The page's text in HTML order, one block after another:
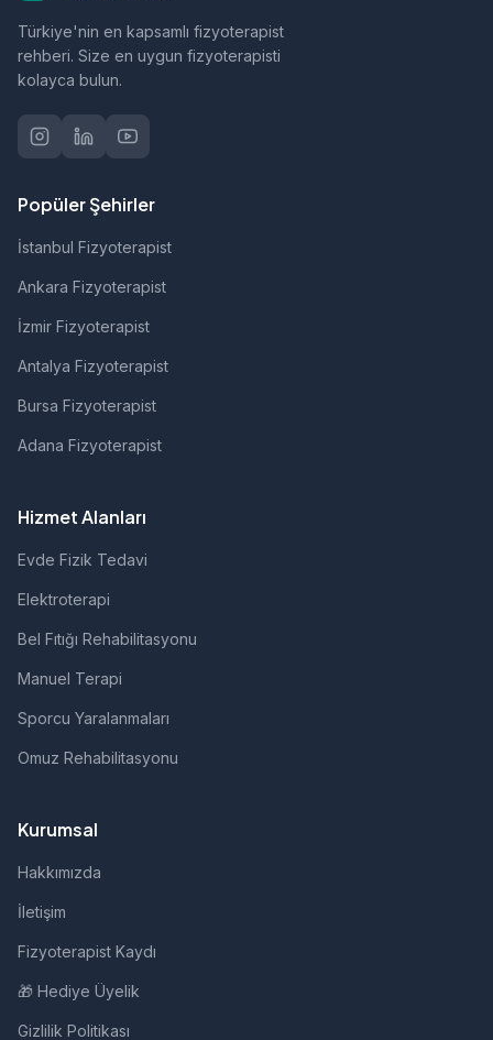
Türkiye'nin en kapsamlı fizyoterapist
rehberi. Size en uygun fizyoterapisti
kolayca bulun.
Popüler Şehirler
İstanbul Fizyoterapist
Ankara Fizyoterapist
İzmir Fizyoterapist
Antalya Fizyoterapist
Bursa Fizyoterapist
Adana Fizyoterapist
Hizmet Alanları
Evde Fizik Tedavi
Elektroterapi
Bel Fıtığı Rehabilitasyonu
Manuel Terapi
Sporcu Yaralanmaları
Omuz Rehabilitasyonu
Kurumsal
Hakkımızda
İletişim
Fizyoterapist Kaydı
🎁 Hediye Üyelik
Gizlilik Politikası